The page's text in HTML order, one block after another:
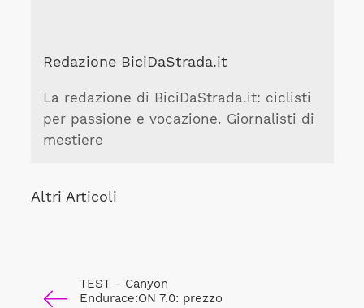
Redazione BiciDaStrada.it
La redazione di BiciDaStrada.it: ciclisti
per passione e vocazione. Giornalisti di
mestiere
Altri Articoli
TEST - Canyon
Endurace:ON 7.0: prezzo